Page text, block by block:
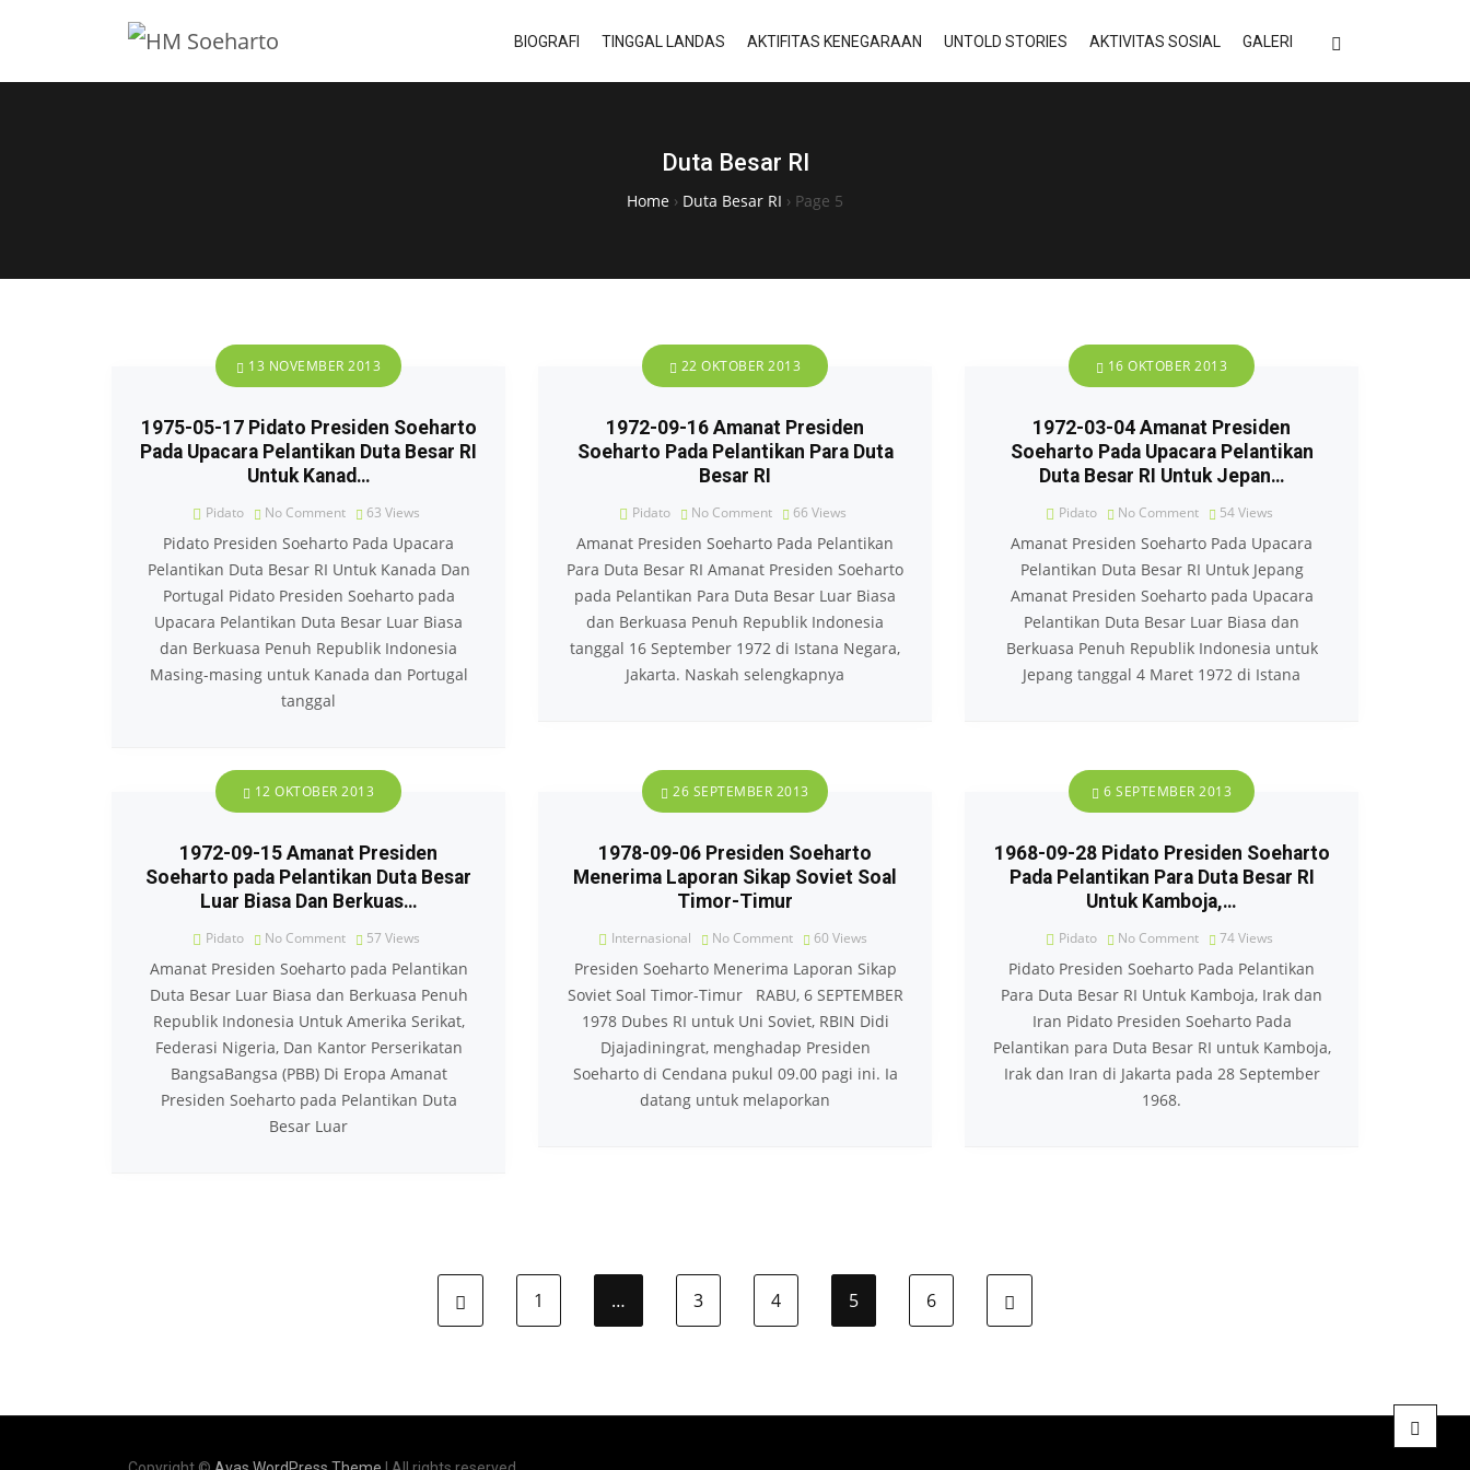
BIOGRAFI TINGGAL LANDAS AKTIFITAS KENEGARAAN UNTOLD STORIES AKTIVITAS SOSIAL GALERI
Duta Besar RI
Home › Duta Besar RI › Page 5
13 NOVEMBER 2013
1975-05-17 Pidato Presiden Soeharto
Pada Upacara Pelantikan Duta Besar RI
Untuk Kanad…
Pidato No Comment 63 Views
Pidato Presiden Soeharto Pada Upacara
Pelantikan Duta Besar RI Untuk Kanada Dan
Portugal Pidato Presiden Soeharto pada
Upacara Pelantikan Duta Besar Luar Biasa
dan Berkuasa Penuh Republik Indonesia
Masing-masing untuk Kanada dan Portugal
tanggal
22 OKTOBER 2013
1972-09-16 Amanat Presiden
Soeharto Pada Pelantikan Para Duta
Besar RI
Pidato No Comment 66 Views
Amanat Presiden Soeharto Pada Pelantikan
Para Duta Besar RI Amanat Presiden Soeharto
pada Pelantikan Para Duta Besar Luar Biasa
dan Berkuasa Penuh Republik Indonesia
tanggal 16 September 1972 di Istana Negara,
Jakarta. Naskah selengkapnya
16 OKTOBER 2013
1972-03-04 Amanat Presiden
Soeharto Pada Upacara Pelantikan
Duta Besar RI Untuk Jepan…
Pidato No Comment 54Views
Amanat Presiden Soeharto Pada Upacara
Pelantikan Duta Besar RI Untuk Jepang
Amanat Presiden Soeharto pada Upacara
Pelantikan Duta Besar Luar Biasa dan
Berkuasa Penuh Republik Indonesia untuk
Jepang tanggal 4 Maret 1972 di Istana
12 OKTOBER 2013
1972-09-15 Amanat Presiden
Soeharto pada Pelantikan Duta Besar
Luar Biasa Dan Berkuas…
Pidato No Comment 57 Views
Amanat Presiden Soeharto pada Pelantikan
Duta Besar Luar Biasa dan Berkuasa Penuh
Republik Indonesia Untuk Amerika Serikat,
Federasi Nigeria, Dan Kantor Perserikatan
Bangsa­Bangsa (PBB) Di Eropa Amanat
Presiden Soeharto pada Pelantikan Duta
Besar Luar
26 SEPTEMBER 2013
1978-09-06 Presiden Soeharto
Menerima Laporan Sikap Soviet Soal
Timor-Timur
Internasional No Comment 60 Views
Presiden Soeharto Menerima Laporan Sikap
Soviet Soal Timor-Timur RABU, 6 SEPTEMBER
1978 Dubes RI untuk Uni Soviet, RBIN Didi
Djajadiningrat, menghadap Presiden
Soeharto di Cendana pukul 09.00 pagi ini. Ia
datang untuk melaporkan
6 SEPTEMBER 2013
1968-09-28 Pidato Presiden Soeharto
Pada Pelantikan Para Duta Besar RI
Untuk Kamboja,…
Pidato No Comment 74Views
Pidato Presiden Soeharto Pada Pelantikan
Para Duta Besar RI Untuk Kamboja, Irak dan
Iran Pidato Presiden Soeharto Pada
Pelantikan para Duta Besar RI untuk Kamboja,
Irak dan Iran di Jakarta pada 28 September
1968.
Previous page
1 … 3 4 5 6